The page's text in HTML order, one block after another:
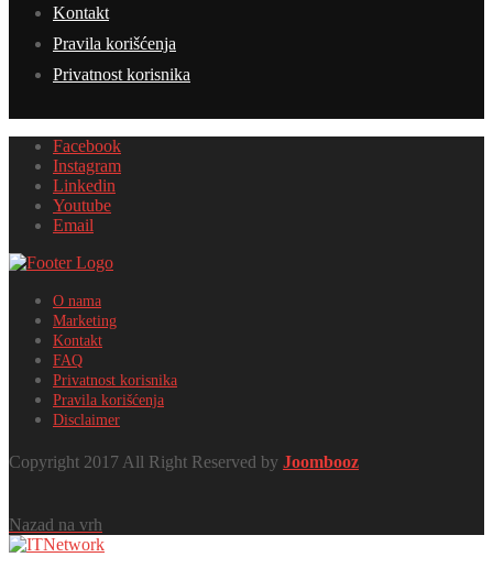
Kontakt
Pravila korišćenja
Privatnost korisnika
Facebook
Instagram
Linkedin
Youtube
Email
O nama
Marketing
Kontakt
FAQ
Privatnost korisnika
Pravila korišćenja
Disclaimer
Copyright 2017 All Right Reserved by Joombooz
Nazad na vrh